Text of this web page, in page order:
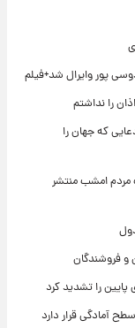
پور وایرال شد+فیلم
را نداشتم
یک نوجوان ۱۵ ساله؟ ادعایی که جهان را
مردم امشب منتشر
و فروشندگان
را تشدید کرد
آمادگی قرار دارد